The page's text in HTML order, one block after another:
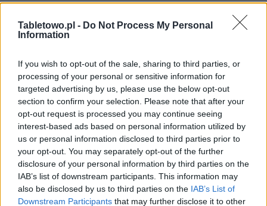
Tabletowo.pl - Do Not Process My Personal
Information
If you wish to opt-out of the sale, sharing to third parties, or
processing of your personal or sensitive information for
targeted advertising by us, please use the below opt-out
section to confirm your selection. Please note that after your
opt-out request is processed you may continue seeing
interest-based ads based on personal information utilized by
us or personal information disclosed to third parties prior to
your opt-out. You may separately opt-out of the further
disclosure of your personal information by third parties on the
IAB’s list of downstream participants. This information may
also be disclosed by us to third parties on the IAB’s List of
Downstream Participants that may further disclose it to other
Katarzyna Pura
królowa chaosu / CEO, owner, editor in chief
Od 2010 roku niestrudzenie prowadzę Tabletowo,
wszelkiej maści elektronikę. Rzetelność stawiam na
pierwszym miejscu.
© 2026 Tabletowo.pl. Wszelkie prawa zastrzeżone. K